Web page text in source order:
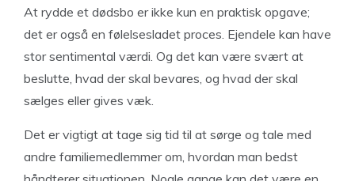
At rydde et dødsbo er ikke kun en praktisk opgave;
det er også en følelsesladet proces. Ejendele kan have
stor sentimental værdi. Og det kan være svært at
beslutte, hvad der skal bevares, og hvad der skal
sælges eller gives væk.
Det er vigtigt at tage sig tid til at sørge og tale med
andre familiemedlemmer om, hvordan man bedst